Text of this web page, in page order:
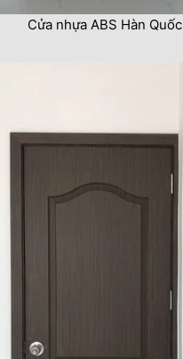
Cửa nhựa ABS Hàn Quốc